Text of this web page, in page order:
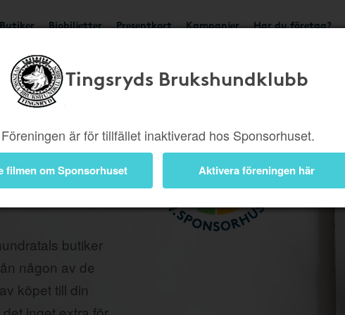
Butiker Biobiljetter Presentkort Kampanjer Har du företag?
Tingsryds Brukshundklubb
Föreningen är för tillfället inaktiverad hos Sponsorhuset.
filmen om Sponsorhuset Aktivera föreningen här
med
ni bokar
butiker
någon av de
köpet till din